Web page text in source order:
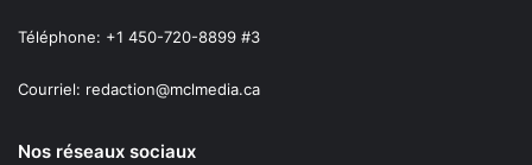
Téléphone: +1 450-720-8899 #3
Courriel: redaction@mclmedia.ca
Nos réseaux sociaux